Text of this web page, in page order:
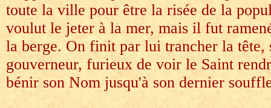
toute la ville pour être la risée de la
voulut le jeter à la mer, mais il fut
la berge. On finit par lui trancher la tête,
gouverneur, furieux de voir le Saint
bénir son Nom jusqu'à son dernier